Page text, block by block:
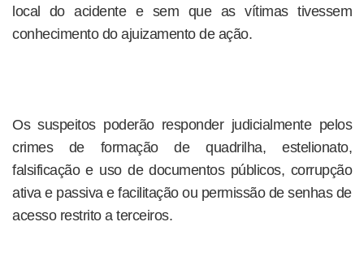
local do acidente e sem que as vítimas tivessem
conhecimento do ajuizamento de ação.
Os suspeitos poderão responder judicialmente pelos
crimes de formação de quadrilha, estelionato,
falsificação e uso de documentos públicos, corrupção
ativa e passiva e facilitação ou permissão de senhas de
acesso restrito a terceiros.